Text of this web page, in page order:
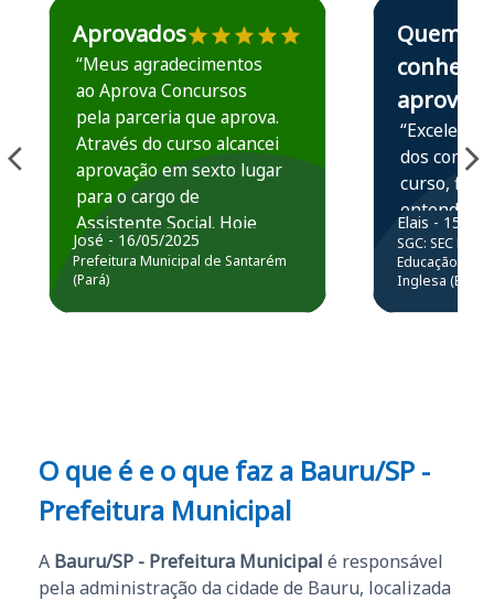
Aprovados
“Meus agradecimentos
ao Aprova Concursos
pela parceria que aprova.
Através do curso alcancei
aprovação em sexto lugar
para o cargo de
Assistente Social. Hoje
estou atuando na
Prefeitura de Santarém.
José - 16/05/2025
Prefeitura Municipal de Santarém
(Pará)
Quem
conhece,
aprova
“Excelente
dos
curso,
entender e
prática
resolução
questões.”
Elais - 15/07/
SGC: SEC BA
Educação
Inglesa (Edital
O que é e o que faz a Bauru/SP -
Prefeitura Municipal
A Bauru/SP - Prefeitura Municipal é responsável
pela administração da cidade de Bauru, localizada